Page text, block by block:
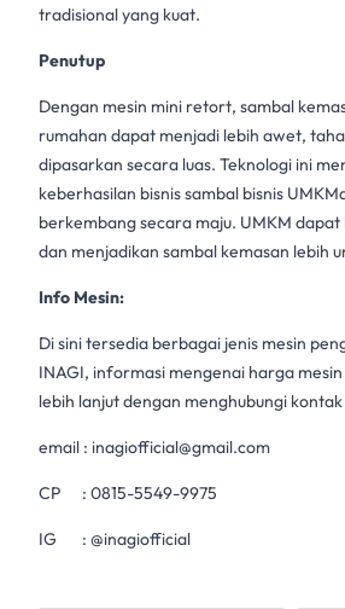
tradisional yang kuat.
Penutup
Dengan mesin mini retort, sambal
rumahan dapat menjadi lebih awet,
dipasarkan secara luas. Teknologi ini
keberhasilan bisnis sambal bisnis
berkembang secara maju. UMKM
dan menjadikan sambal kemasan lebih
Info Mesin:
Di sini tersedia berbagai jenis mesin
INAGI, informasi mengenai harga
lebih lanjut dengan menghubungi
email : inagiofficial@gmail.com
CP : 0815-5549-9975
IG : @inagiofficial